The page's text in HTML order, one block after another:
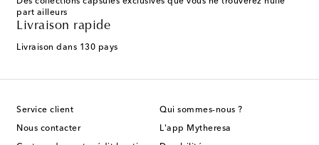
part ailleurs
Livraison rapide
Livraison dans 130 pays
Service client
Nous contacter
Qui sommes-nous ?
L'app Mytheresa